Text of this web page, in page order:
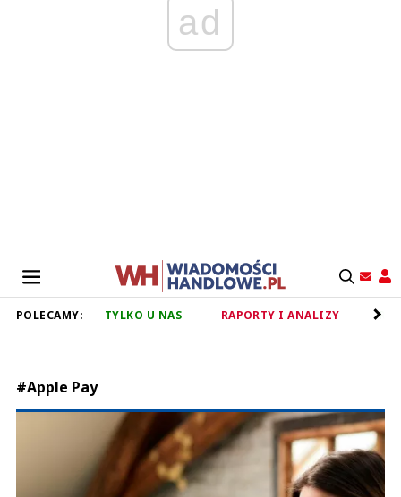
ad
POLECAMY: TYLKO U NAS RAPORTY I ANALIZY
#Apple Pay